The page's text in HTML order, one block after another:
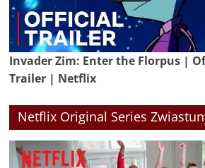
Invader Zim: Enter the Florpus |
Trailer | Netflix
Netflix Original Series